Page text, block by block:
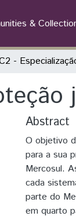
&
-
Abstract
O objetivo
para a sua
Mercosul.
cada
parte do
em quarto